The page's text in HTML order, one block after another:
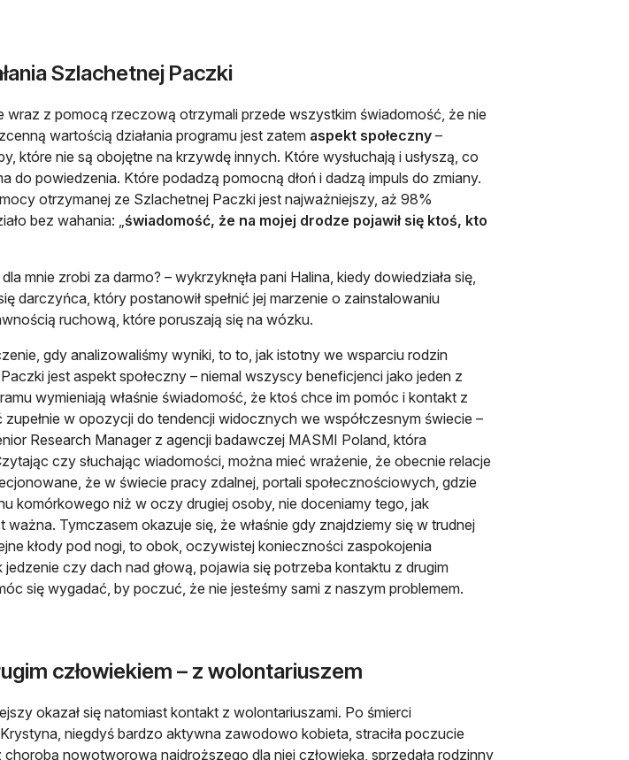
Szlachetnej Paczki
wraz z pomocą rzeczową otrzymali przede wszystkim świadomość, że nie
wartością działania programu jest zatem aspekt społeczny –
które nie są obojętne na krzywdę innych. Które wysłuchają i usłyszą, co
do powiedzenia. Które podadzą pomocną dłoń i dadzą impuls do zmiany.
otrzymanej ze Szlachetnej Paczki jest najważniejszy, aż 98%
bez wahania: „ świadomość, że na mojej drodze pojawił się ktoś, kto
mnie zrobi za darmo? – wykrzyknęła pani Halina, kiedy dowiedziała się,
darczyńca, który postanowił spełnić jej marzenie o zainstalowaniu
ruchową, które poruszają się na wózku.
gdy analizowaliśmy wyniki, to to, jak istotny we wsparciu rodzin
jest aspekt społeczny – niemal wszyscy beneficjenci jako jeden z
wymieniają właśnie świadomość, że ktoś chce im pomóc i kontakt z
w opozycji do tendencji widocznych we współczesnym świecie –
Research Manager z agencji badawczej MASMI Poland, która
czy słuchając wiadomości, można mieć wrażenie, że obecnie relacje
że w świecie pracy zdalnej, portali społecznościowych, gdzie
komórkowego niż w oczy drugiej osoby, nie doceniamy tego, jak
Tymczasem okazuje się, że właśnie gdy znajdziemy się w trudnej
kłody pod nogi, to obok, oczywistej konieczności zaspokojenia
czy dach nad głową, pojawia się potrzeba kontaktu z drugim
się wygadać, by poczuć, że nie jesteśmy sami z naszym problemem.
człowiekiem – z wolontariuszem
okazał się natomiast kontakt z wolontariuszami. Po śmierci
niegdyś bardzo aktywna zawodowo kobieta, straciła poczucie
nowotworową najdroższego dla niej człowieka, sprzedała rodzinny